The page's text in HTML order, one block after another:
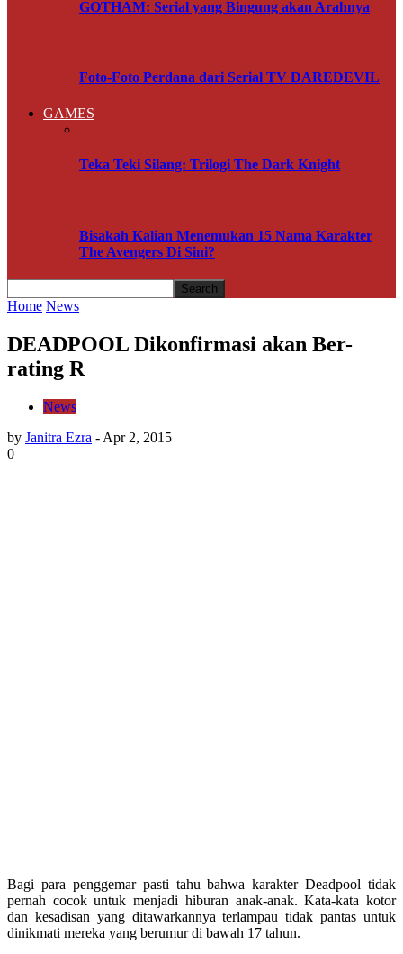
GOTHAM: Serial yang Bingung akan Arahnya
Foto-Foto Perdana dari Serial TV DAREDEVIL
GAMES
Teka Teki Silang: Trilogi The Dark Knight
Bisakah Kalian Menemukan 15 Nama Karakter
The Avengers Di Sini?
Home News
DEADPOOL Dikonfirmasi akan Ber-
rating R
News
by Janitra Ezra - Apr 2, 2015
0
Bagi para penggemar pasti tahu bahwa karakter Deadpool tidak
pernah cocok untuk menjadi hiburan anak-anak. Kata-kata kotor
dan kesadisan yang ditawarkannya terlampau tidak pantas untuk
dinikmati mereka yang berumur di bawah 17 tahun.